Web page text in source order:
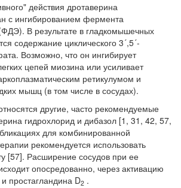
действия дротаверина
с ингибированием фермента
В результате в гладкомышечных
содержание циклического 3´,5´-
Возможно, что он ингибирует
цепей миозина или усиливает
ретикулумом и
мышц (в том числе в сосудах).
другие, часто рекомендуемые
гидрохлорид и дибазол [1, 31, 42, 57,
для комбинированной
рекомендуется использовать
[57]. Расширение сосудов при ее
опосредованно, через активацию
простагландина D2 .